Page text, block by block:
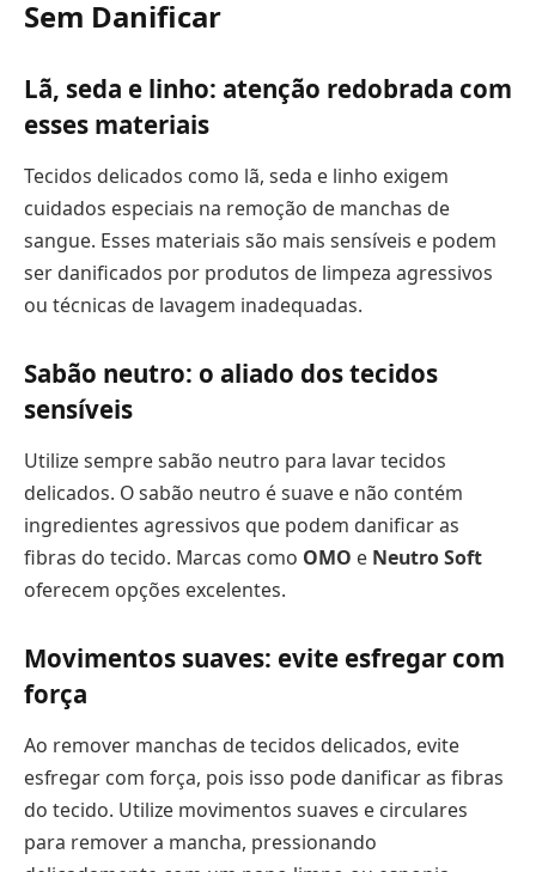
Sem Danificar
Lã, seda e linho: atenção redobrada com
esses materiais
Tecidos delicados como lã, seda e linho exigem
cuidados especiais na remoção de manchas de
sangue. Esses materiais são mais sensíveis e podem
ser danificados por produtos de limpeza agressivos
ou técnicas de lavagem inadequadas.
Sabão neutro: o aliado dos tecidos
sensíveis
Utilize sempre sabão neutro para lavar tecidos
delicados. O sabão neutro é suave e não contém
ingredientes agressivos que podem danificar as
fibras do tecido. Marcas como OMO e Neutro Soft
oferecem opções excelentes.
Movimentos suaves: evite esfregar com
força
Ao remover manchas de tecidos delicados, evite
esfregar com força, pois isso pode danificar as fibras
do tecido. Utilize movimentos suaves e circulares
para remover a mancha, pressionando